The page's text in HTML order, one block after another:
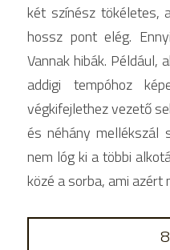
két színész tökéletes,
hossz pont elég.
Vannak hibák. Például,
addigi tempóhoz
végkifejlethez vezető
és néhány mellékszál
nem lóg ki a többi
közé a sorba, ami azért